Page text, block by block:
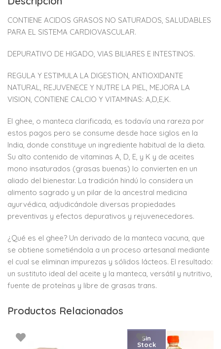
CONTIENE ACIDOS GRASOS NO SATURADOS, SALUDABLES
PARA EL SISTEMA CARDIOVASCULAR.
DEPURATIVO DE HIGADO, VIAS BILIARES E INTESTINOS.
REGULA Y ESTIMULA LA DIGESTION, ANTIOXIDANTE
NATURAL, REJUVENECE Y NUTRE LA PIEL, MEJORA LA
VISION, CONTIENE CALCIO Y VITAMINAS: A,D,E,K.
El ghee, o manteca clarificada, es todavía una rareza por
estos pagos pero se consume desde hace siglos en la
India, donde constituye un ingrediente habitual de la dieta.
Su alto contenido de vitaminas A, D, E, y K y de aceites
mono insaturados (grasas buenas) lo convierten en un
aliado del bienestar. La tradición hindú lo considera un
alimento sagrado y un pilar de la ancestral medicina
ayurvédica, adjudicándole diversas propiedades
preventivas y efectos depurativos y rejuvenecedores.
¿Qué es el ghee? Un derivado de la manteca vacuna, que
se obtiene sometiéndola a un proceso artesanal mediante
el cual se eliminan impurezas y sólidos lácteos. El resultado:
un sustituto ideal del aceite y la manteca, versátil y nutritivo,
fuente de proteínas y libre de grasas trans.
Productos Relacionados
Sin
Stock